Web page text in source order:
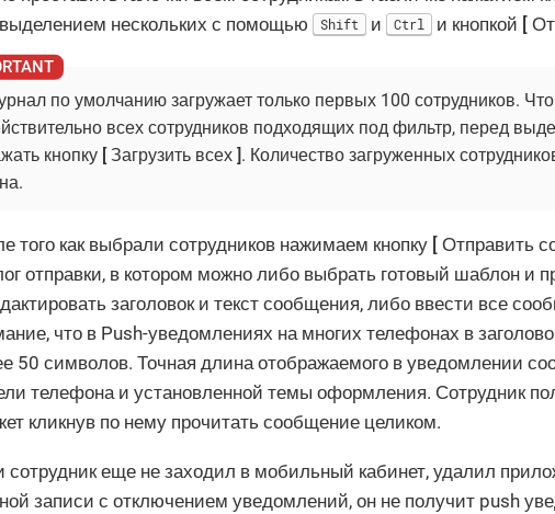
нескольких с помощью
Shift и Ctrl и кнопкой
по умолчанию загружает только первых 100 сотрудников.
всех сотрудников подходящих под фильтр, перед
кнопку
Загрузить всех . Количество загруженных
того как выбрали сотрудников нажимаем кнопку Отправить
отправки, в котором можно либо выбрать готовый шаблон и
заголовок и текст сообщения, либо ввести все
что в Push-уведомлениях на многих телефонах в
50 символов. Точная длина отображаемого в уведомлении
телефона и установленной темы оформления. Сотрудник
кликнув по нему прочитать сообщение целиком.
сотрудник еще не заходил в мобильный кабинет, удалил
записи с отключением уведомлений, он не получит push